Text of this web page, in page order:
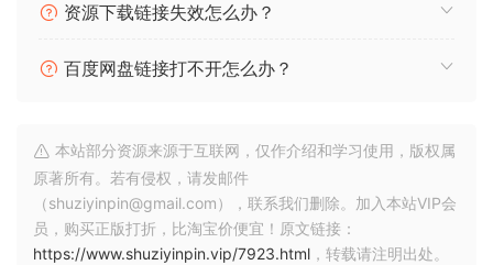
资源下载链接失效怎么办？
百度网盘链接打不开怎么办？
本站部分资源来源于互联网，仅作介绍和学习使用，版权属
原著所有。若有侵权，请发邮件
（shuziyinpin@gmail.com），联系我们删除。加入本站VIP会
员，购买正版打折，比淘宝价便宜！原文链接：
https://www.shuziyinpin.vip/7923.html ，转载请注明出处。